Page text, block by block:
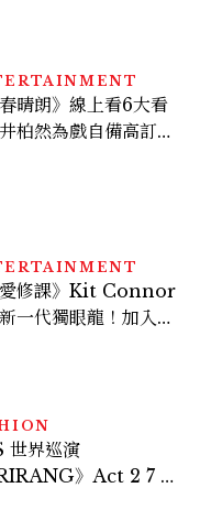
春晴朗》線上看6大看
柏然為戲自備高訂，
愛修課》Kit Connor
一代獨眼龍！加入新
世界巡演
》Act 2 7 位